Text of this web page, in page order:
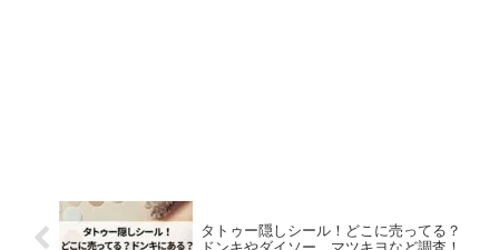
タトゥー隠しシール！どこに売ってる？